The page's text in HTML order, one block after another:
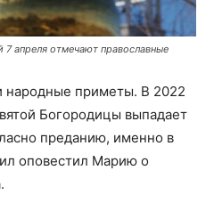
апреля отмечают православные
народные приметы. В 2022
Богородицы выпадает
преданию, именно в
оповестил Марию о